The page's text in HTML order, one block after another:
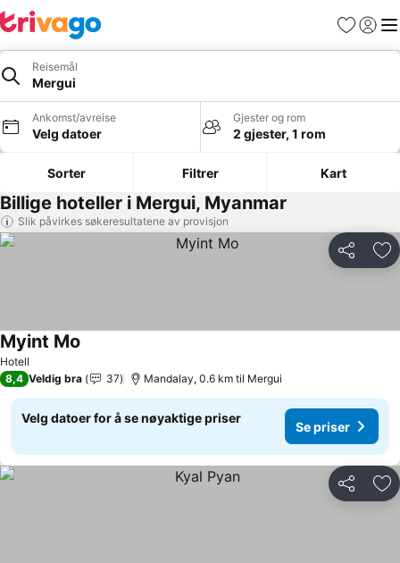
Favoritter
Logg
Reisemål
Mergui
Ankomst/avreise
Velg datoer
Gjester og rom
2 gjester, 1 rom
Sorter Filtrer Kart
Billige hoteller i Mergui, Myanmar
Slik påvirkes søkeresultatene av provisjon
Del
Hotell
Myint Mo
8,4 Veldig bra 37 Mandalay, 0.6 km til Mergui
Velg datoer for å se nøyaktige priser
Se priser
Del